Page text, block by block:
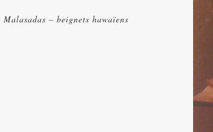
– beignets hawaïens